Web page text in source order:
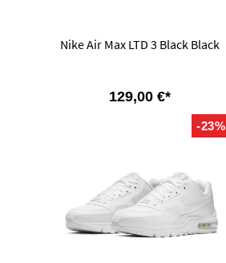
Nike Air Max LTD 3 Black Black
129,00 €*
-23%